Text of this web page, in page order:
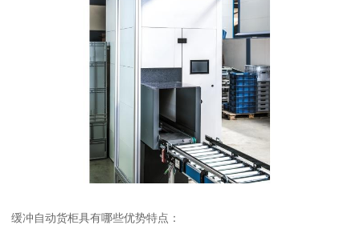
缓冲自动货柜具有哪些优势特点：